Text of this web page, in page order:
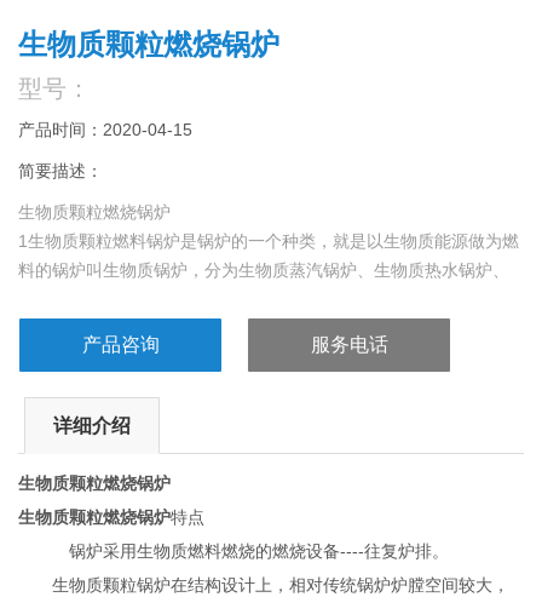
生物质颗粒燃烧锅炉
型号：
产品时间：2020-04-15
简要描述：
生物质颗粒燃烧锅炉
1生物质颗粒燃料锅炉是锅炉的一个种类，就是以生物质能源做为燃
料的锅炉叫生物质锅炉，分为生物质蒸汽锅炉、生物质热水锅炉、
产品咨询 服务电话
详细介绍
生物质颗粒燃烧锅炉
生物质颗粒燃烧锅炉特点
锅炉采用生物质燃料燃烧的燃烧设备----往复炉排。
生物质颗粒锅炉在结构设计上，相对传统锅炉炉膛空间较大，